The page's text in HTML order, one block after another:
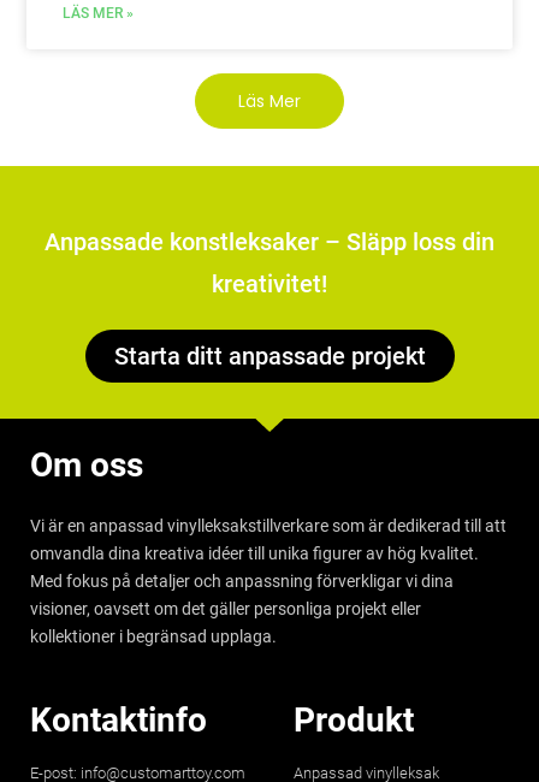
LÄS MER »
Läs Mer
Anpassade konstleksaker – Släpp loss din
kreativitet!
Starta ditt anpassade projekt
Om oss
Vi är en anpassad vinylleksakstillverkare som är dedikerad till att
omvandla dina kreativa idéer till unika figurer av hög kvalitet.
Med fokus på detaljer och anpassning förverkligar vi dina
visioner, oavsett om det gäller personliga projekt eller
kollektioner i begränsad upplaga.
Kontaktinfo
E-post: info@customarttoy.com
Produkt
Anpassad vinylleksak